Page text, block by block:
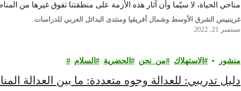
مناحي الحياة، لا سيّما وأن آثار هذه الأزمة على منطقتنا تفوق غيرها من
غرينبيس الشرق الأوسط وشمال أفريقيا ومنتدى البدائل العربي للدراسات
سبتمبر 21, 2022
منشور الاستهلاك من_نحن الحضرية السلام
دليل تدريبي: للعدالة وجوه متعددة: ما بين العدالة